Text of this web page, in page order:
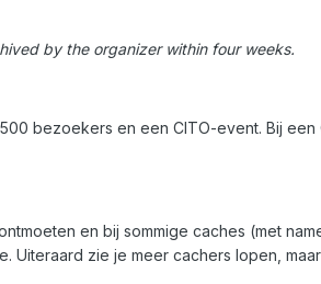
by the organizer within four weeks.
bezoekers en een CITO-event. Bij
en bij sommige caches (met
zie je meer cachers lopen,